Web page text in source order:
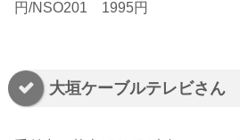
円/NSO201 1995円
大垣ケーブルテレビさん